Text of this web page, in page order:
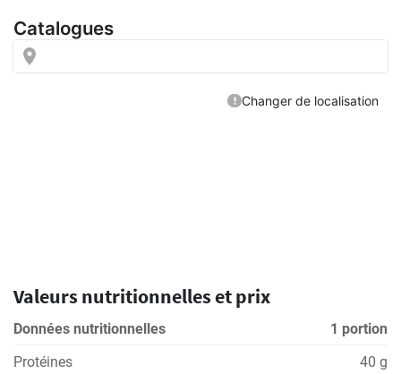
Valeurs nutritionnelles et prix
Données nutritionnelles
1 portion
Protéines
40 g